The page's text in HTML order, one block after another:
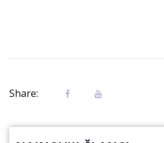
Share: